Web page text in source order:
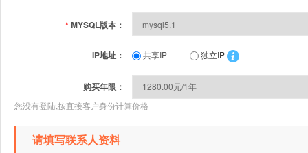
*MYSQL版本：
IP地址： 共享IP 独立IP
购买年限：
您没有登陆,按直接客户身份计算价格
请填写联系人资料